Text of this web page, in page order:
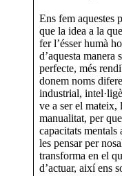
Ens fem aquestes
que la idea a la
fer l’ésser humà
d’aquesta manera
perfecte, més
donem noms
industrial,
ve a ser el mateix,
manualitat, per
capacitats
les pensar per
transforma en el
d’actuar, així ens